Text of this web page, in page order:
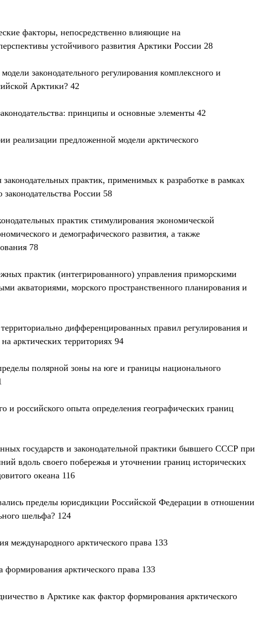
факторы, непосредственно влияющие на
устойчивого развития Арктики России 28
законодательного регулирования комплексного и
Арктики? 42
принципы и основные элементы 42
реализации предложенной модели арктического
практик, применимых к разработке в рамках
России 58
практик стимулирования экономической
и демографического развития, а также
78
практик (интегрированного) управления приморскими
акваториями, морского пространственного планирования и
дифференцированных правил регулирования и
арктических территориях 94
полярной зоны на юге и границы национального
и российского опыта определения географических границ
государств и законодательной практики бывшего СССР при
вдоль своего побережья и уточнении границ исторических
океана 116
пределы юрисдикции Российской Федерации в отношении
шельфа? 124
международного арктического права 133
арктического права 133
в Арктике как фактор формирования арктического